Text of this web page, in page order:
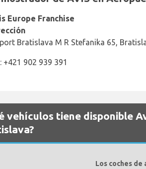
Europe Franchise
Bratislava M R Stefanika 65,
+421 902 939 391
vehículos tiene disponible
Los coches